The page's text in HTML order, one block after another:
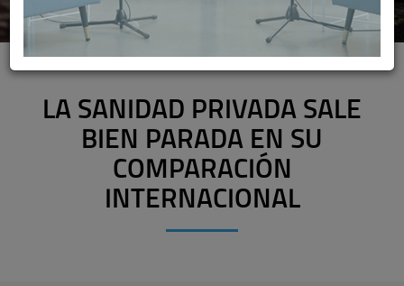
LA SANIDAD PRIVADA SALE
BIEN PARADA EN SU
COMPARACIÓN
INTERNACIONAL